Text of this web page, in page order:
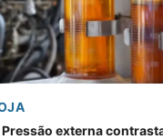
externa